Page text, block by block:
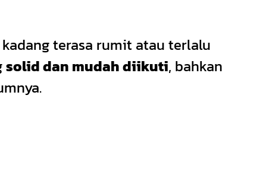
terasa rumit atau terlalu
solid dan mudah diikuti, bahkan